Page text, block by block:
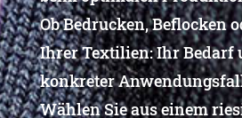
Ob Bedrucken, Beflocken
Ihrer Textilien: Ihr Bedarf
konkreter
Wählen Sie aus einem